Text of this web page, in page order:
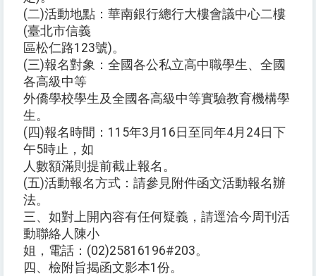
(二)活動地點：華南銀行總行大樓會議中心二樓
(臺北市信義
區松仁路123號)。
(三)報名對象：全國各公私立高中職學生、全國
各高級中等
外僑學校學生及全國各高級中等實驗教育機構學
生。
(四)報名時間：115年3月16日至同年4月24日下
午5時止，如
人數額滿則提前截止報名。
(五)活動報名方式：請參見附件函文活動報名辦
法。
三、如對上開內容有任何疑義，請逕洽今周刊活
動聯絡人陳小
姐，電話：(02)25816196#203。
四、檢附旨揭函文影本1份。